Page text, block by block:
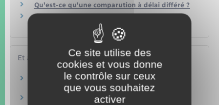
Qu'est-ce qu'une comparution à délai différé ?
Convocation par procès-verbal (CPPV) : quelles
Et aussi
Garde à vue
Déroulement d'une affaire devant le tribunal
Ce site utilise des
cookies et vous donne
le contrôle sur ceux
que vous souhaitez
activer